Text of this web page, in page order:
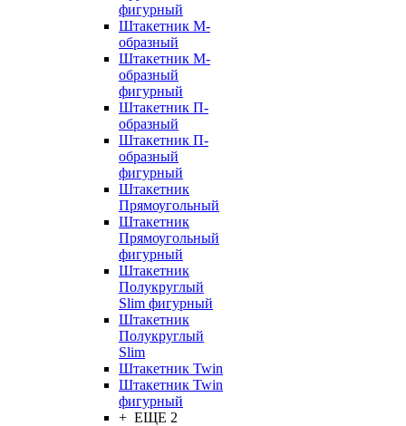
фигурный
Штакетник М-
образный
Штакетник М-
образный
фигурный
Штакетник П-
образный
Штакетник П-
образный
фигурный
Штакетник
Прямоугольный
Штакетник
Прямоугольный
фигурный
Штакетник
Полукруглый
Slim фигурный
Штакетник
Полукруглый
Slim
Штакетник Twin
Штакетник Twin
фигурный
+ ЕЩЕ 2